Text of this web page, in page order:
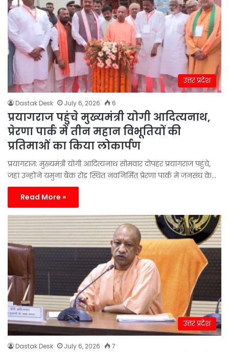
उत्तर प्रदेश
Dastak Desk July 6, 2026 6
प्रयागराज पहुंचे मुख्यमंत्री योगी आदित्यनाथ,
प्रेरणा पार्क में तीन महान विभूतियों की
प्रतिमाओं का किया लोकार्पण
प्रयागराज: मुख्यमंत्री योगी आदित्यनाथ सोमवार दोपहर प्रयागराज पहुंचे,
जहां उन्होंने यमुना बैंक रोड स्थित नवनिर्मित प्रेरणा पार्क में जनसंघ के…
Read More »
उत्तर प्रदेश
Dastak Desk July 6, 2026 7